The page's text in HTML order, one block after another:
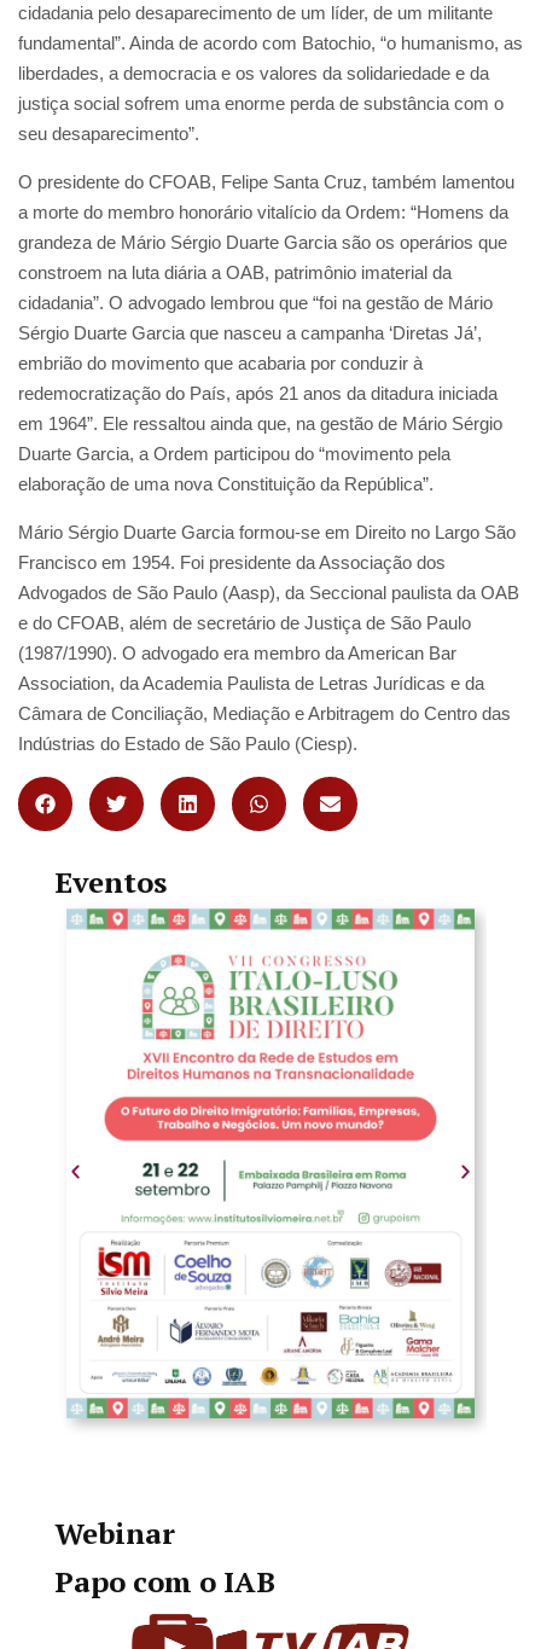
cidadania pelo desaparecimento de um líder, de um militante
fundamental”. Ainda de acordo com Batochio, “o humanismo, as
liberdades, a democracia e os valores da solidariedade e da
justiça social sofrem uma enorme perda de substância com o
seu desaparecimento”.
O presidente do CFOAB, Felipe Santa Cruz, também lamentou
a morte do membro honorário vitalício da Ordem: “Homens da
grandeza de Mário Sérgio Duarte Garcia são os operários que
constroem na luta diária a OAB, patrimônio imaterial da
cidadania”. O advogado lembrou que “foi na gestão de Mário
Sérgio Duarte Garcia que nasceu a campanha ‘Diretas Já’,
embrião do movimento que acabaria por conduzir à
redemocratização do País, após 21 anos da ditadura iniciada
em 1964”. Ele ressaltou ainda que, na gestão de Mário Sérgio
Duarte Garcia, a Ordem participou do “movimento pela
elaboração de uma nova Constituição da República”.
Mário Sérgio Duarte Garcia formou-se em Direito no Largo São
Francisco em 1954. Foi presidente da Associação dos
Advogados de São Paulo (Aasp), da Seccional paulista da OAB
e do CFOAB, além de secretário de Justiça de São Paulo
(1987/1990). O advogado era membro da American Bar
Association, da Academia Paulista de Letras Jurídicas e da
Câmara de Conciliação, Mediação e Arbitragem do Centro das
Indústrias do Estado de São Paulo (Ciesp).
Eventos
Webinar
Papo com o IAB